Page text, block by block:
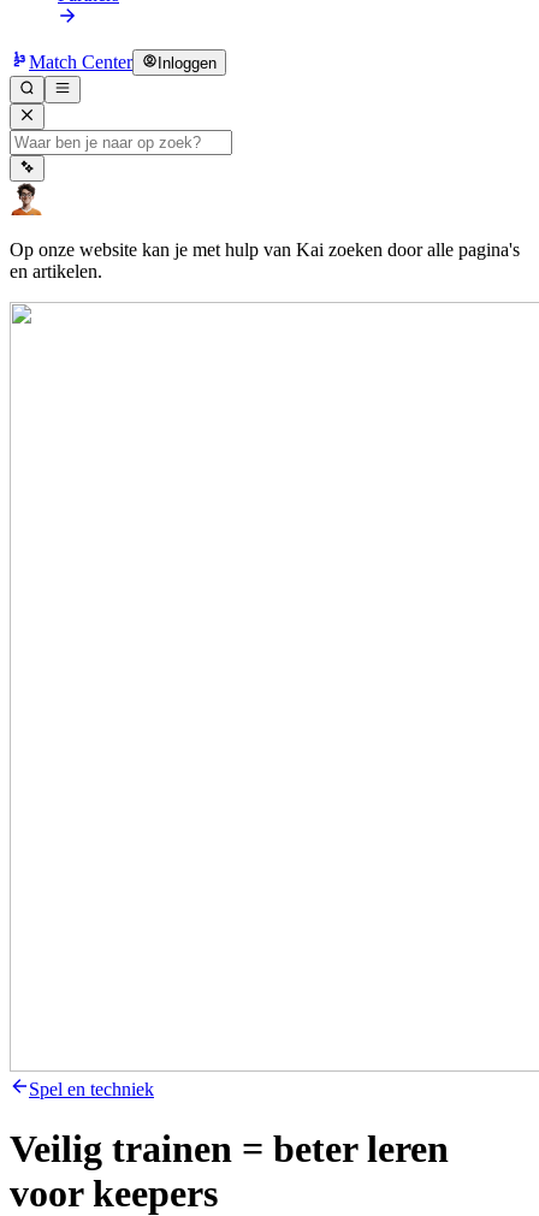
Match Center Inloggen
Op onze website kan je met hulp van Kai zoeken door alle pagina's
en artikelen.
Spel en techniek
Veilig trainen = beter leren
voor keepers